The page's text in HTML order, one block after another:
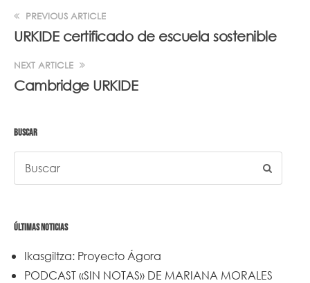
PREVIOUS ARTICLE
URKIDE certificado de escuela sostenible
NEXT ARTICLE
Cambridge URKIDE
BUSCAR
ÚLTIMAS NOTICIAS
Ikasgiltza: Proyecto Ágora
PODCAST «SIN NOTAS» DE MARIANA MORALES